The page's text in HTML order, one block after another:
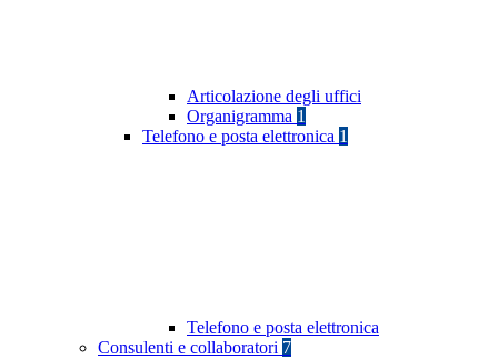
Articolazione degli uffici
Organigramma 1
Telefono e posta elettronica 1
Telefono e posta elettronica
Consulenti e collaboratori 7